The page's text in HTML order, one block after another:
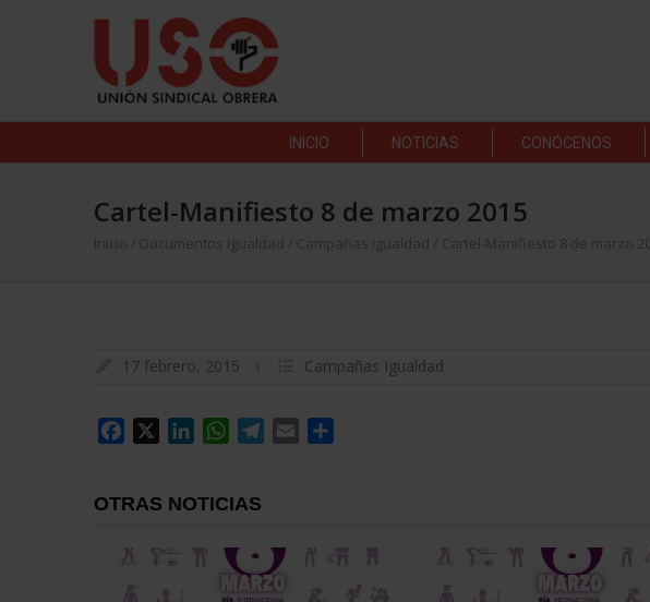
INICIO NOTICIAS CONÓCENOS
Cartel-Manifiesto 8 de marzo 2015
Inicio Documentos Igualdad Campañas Igualdad Cartel-Manifiesto 8 de marzo
17 febrero, 2015 Campañas Igualdad
Facebook LinkedInWhatsApp
Telegram
Email
OTRAS NOTICIAS